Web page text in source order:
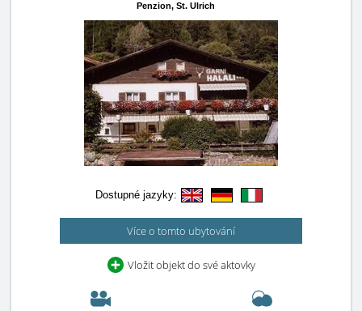
Penzion, St. Ulrich
Dostupné jazyky:
Více o tomto ubytování
Vložit objekt do své aktovky